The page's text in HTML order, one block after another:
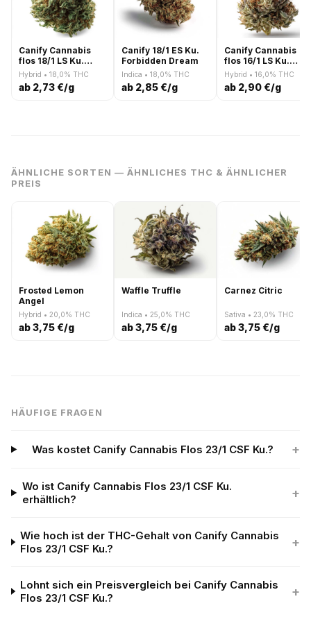
Canify Cannabis
flos 18/1 LS Ku.
Khanya Select
Hybrid • 18,0% THC
ab 2,73 €/g
Canify 18/1 ES Ku.
Forbidden Dream
Indica • 18,0% THC
ab 2,85 €/g
Canify Cannabis
flos 16/1 LS Ku.
Khanya Select
Hybrid • 16,0% THC
ab 2,90 €/g
ÄHNLICHE SORTEN — ÄHNLICHES THC & ÄHNLICHER
PREIS
Frosted Lemon
Angel
Hybrid • 20,0% THC
ab 3,75 €/g
Waffle Truffle
Indica • 25,0% THC
ab 3,75 €/g
Carnez Citric
Sativa • 23,0% THC
ab 3,75 €/g
HÄUFIGE FRAGEN
Was kostet Canify Cannabis Flos 23/1 CSF Ku.? +
Wo ist Canify Cannabis Flos 23/1 CSF Ku.
erhältlich?
+
Wie hoch ist der THC-Gehalt von Canify Cannabis
Flos 23/1 CSF Ku.?
+
Lohnt sich ein Preisvergleich bei Canify Cannabis
Flos 23/1 CSF Ku.?
+